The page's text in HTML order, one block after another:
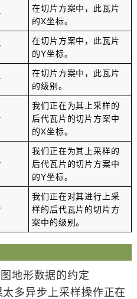
在切片方案中，此瓦片
的X坐标。
在切片方案中，此瓦片
的Y坐标。
在切片方案中，此瓦片
的级别。
我们正在为其上采样的
后代瓦片的切片方案中
的X坐标。
我们正在为其上采样的
后代瓦片的切片方案中
的Y坐标。
我们正在对其进行上采
样的后代瓦片的切片方
案中的级别。
地形数据的约定
多异步上采样操作正在